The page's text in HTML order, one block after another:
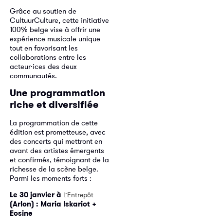
Grâce au soutien de
CultuurCulture, cette initiative
100% belge vise à offrir une
expérience musicale unique
tout en favorisant les
collaborations entre les
acteur·ices des deux
communautés.
Une programmation
riche et diversifiée
La programmation de cette
édition est prometteuse, avec
des concerts qui mettront en
avant des artistes émergents
et confirmés, témoignant de la
richesse de la scène belge.
Parmi les moments forts :
Le 30 janvier à L’Entrepôt
(Arlon) : Maria Iskariot +
Eosine